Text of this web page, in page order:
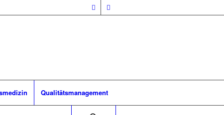
Qualitätsmanagement